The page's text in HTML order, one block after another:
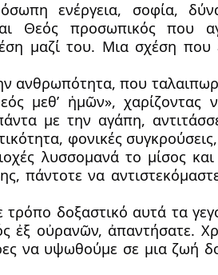
ενέργεια, σοφία,
Θεός προσωπικός που
μαζί του. Μια σχέση που
ανθρωπότητα, που
μεθ’ ἡμῶν», χαρίζοντας
με την αγάπη,
φονικές
λυσσομανά το μίσος
πάντοτε να
τρόπο δοξαστικό αυτά τα
ἐξ οὐρανῶν, ἀπαντήσατε.
να υψωθούμε σε μια ζωή